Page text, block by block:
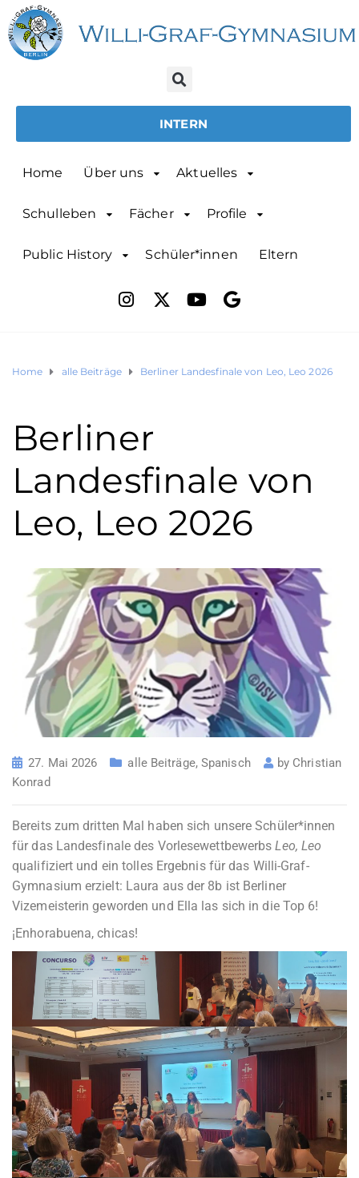
INTERN
Home Über uns Aktuelles
Schulleben Fächer Profile
Public History Schüler*innen Eltern
Home alle Beiträge Berliner Landesfinale von Leo, Leo 2026
Berliner
Landesfinale von
Leo, Leo 2026
27. Mai 2026 alle Beiträge, Spanisch by Christian
Konrad
Bereits zum dritten Mal haben sich unsere Schüler*innen
für das Landesfinale des VorlesewettbewerbsLeo, Leo
qualifiziert und ein tolles Ergebnis für das Willi-Graf-
Gymnasium erzielt: Laura aus der 8b ist Berliner
Vizemeisterin geworden und Ella las sich in die Top 6!
¡Enhorabuena, chicas!